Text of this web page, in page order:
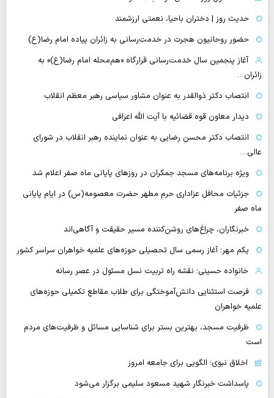
حدیث روز | دختران باحیا، نعمتی ارزشمند
حضور روحانیون هجرت در خدمت‌رسانی به زائران پیاده امام رضا(ع)
آغاز پنجمین سال خدمت‌رسانی قرارگاه «هم‌محله امام رضا(ع)» به
زائران…
انتصاب دکتر ذوالقدر به عنوان مشاور سیاسی رهبر معظم انقلاب
دیدار معاون قوه قضائیه با آیت الله اعرافی
انتصاب دکتر محسن رضایی به عنوان نماینده رهبر انقلاب در شورای
عالی…
‌ویژه برنامه‌های مسجد جمکران در روزهای پایانی ماه صفر اعلام شد
جزئیات محافل عزاداری حرم مطهر حضرت معصومه(س) در ایام پایانی
ماه صفر
خبرنگاران، چراغ‌های روشن‌کننده مسیر حقیقت و آگاهی‌اند
یکم مهر؛ آغاز رسمی سال تحصیلی حوزه‌های علمیه خواهران سراسر کشور
خانواده حسینی؛ نقشه راه تربیت نسل مسئول در عصر رسانه
فرصت استثنایی دانش‌آموختگی برای طلاب مقاطع تکمیلی حوزه‌های
علمیه خواهران
ظرفیت مسجد، بهترین بستر برای شناسایی مسائل و ظرفیت‌های مردم
است
اخلاق نبوی؛ الگویی برای جامعه امروز
پاسداشت خبرنگار شهید مسعود سلیمی برگزار می‌شود